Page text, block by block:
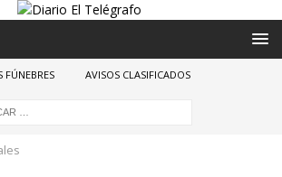
FÚNEBRES AVISOS CLASIFICADOS